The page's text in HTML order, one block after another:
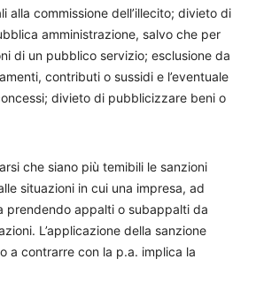
alla commissione dell’illecito; divieto di
amministrazione, salvo che per
di un pubblico servizio; esclusione da
contributi o sussidi e l’eventuale
divieto di pubblicizzare beni o
che siano più temibili le sanzioni
situazioni in cui una impresa, ad
prendendo appalti o subappalti da
L’applicazione della sanzione
a contrarre con la p.a. implica la